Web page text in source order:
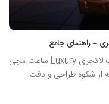
– راهنمای جامع
برسی بهترین ساعت مچی ضربان قلب لاکچری Luxury ساعت مچی
از شکوه طراحی و دقت…